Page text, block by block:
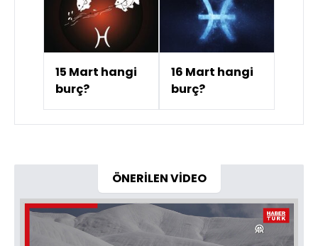
15 Mart hangi
burç?
16 Mart hangi
burç?
ÖNERİLEN VİDEO